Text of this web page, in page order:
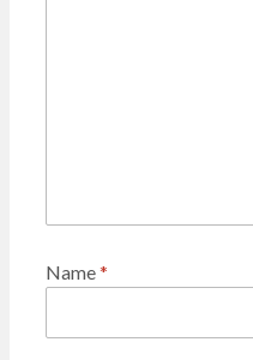
Name*